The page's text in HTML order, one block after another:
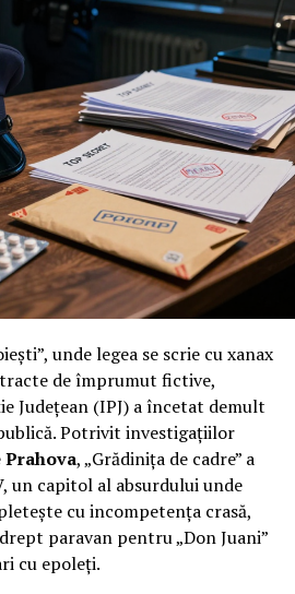
unde legea se scrie cu xanax
de împrumut fictive,
Județean (IPJ) a încetat demult
Potrivit investigațiilor
, „Grădinița de cadre” a
un capitol al absurdului unde
cu incompetența crasă,
paravan pentru „Don Juani”
cu epoleți.